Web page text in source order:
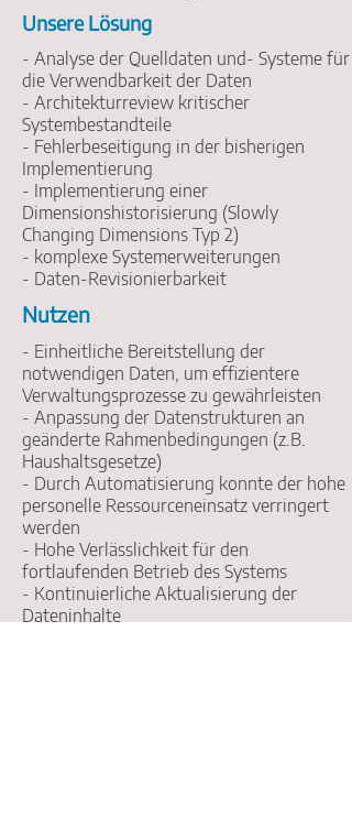
Unsere Lösung
- Analyse der Quelldaten und- Systeme für
die Verwendbarkeit der Daten
- Architekturreview kritischer
Systembestandteile
- Fehlerbeseitigung in der bisherigen
Implementierung
- Implementierung einer
Dimensionshistorisierung (Slowly
Changing Dimensions Typ 2)
- komplexe Systemerweiterungen
- Daten-Revisionierbarkeit
Nutzen
- Einheitliche Bereitstellung der
notwendigen Daten, um effizientere
Verwaltungsprozesse zu gewährleisten
- Anpassung der Datenstrukturen an
geänderte Rahmenbedingungen (z.B.
Haushaltsgesetze)
- Durch Automatisierung konnte der hohe
personelle Ressourceneinsatz verringert
werden
- Hohe Verlässlichkeit für den
fortlaufenden Betrieb des Systems
- Kontinuierliche Aktualisierung der
Dateninhalte